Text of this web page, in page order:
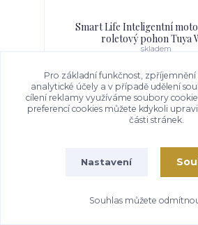
Smart Life Inteligentní
roletový pohon Tuya
skladem
Detail
Pro základní funkčnost, zpříjemnění
analytické účely a v případě udělení
cílení reklamy využíváme soubory
preferencí cookies můžete kdykoli
části stránek.
Nastavení
Souhlas můžete